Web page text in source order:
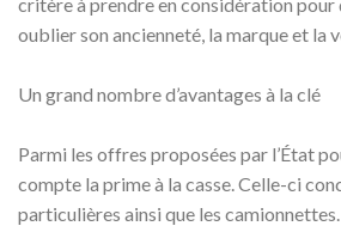
oublier son ancienneté, la marque et la
Un grand nombre d’avantages à la clé
Parmi les offres proposées par l’État
compte la prime à la casse. Celle-ci
particulières ainsi que les camionnettes.